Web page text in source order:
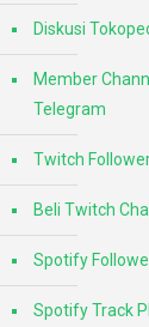
Diskusi
Member
Telegram
Twitch
Beli Twitch
Spotify
Spotify Track